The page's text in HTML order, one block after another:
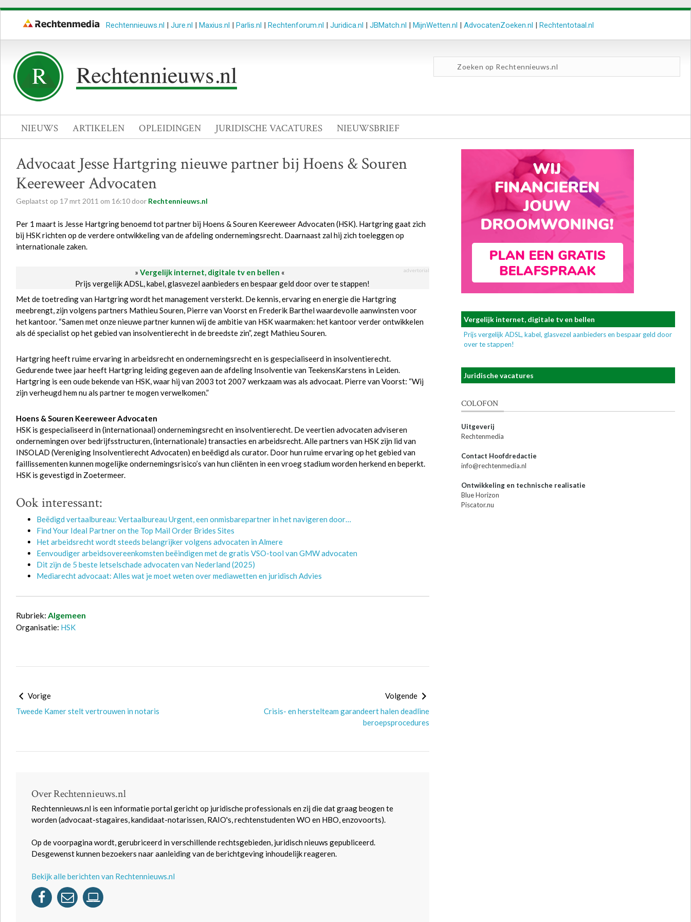
Rechtennieuws.nl | Jure.nl | Maxius.nl | Parlis.nl | Rechtenforum.nl | Juridica.nl | JBMatch.nl | MijnWetten.nl | AdvocatenZoeken.nl | Rechtentotaal.nl
NIEUWS ARTIKELEN OPLEIDINGEN JURIDISCHE VACATURES NIEUWSBRIEF
Advocaat Jesse Hartgring nieuwe partner bij Hoens & Souren
Keereweer Advocaten
Geplaatst op 17mrt 2011 om 16:10 door Rechtennieuws.nl
Per 1 maart is Jesse Hartgring benoemd tot partner bij Hoens & Souren Keereweer Advocaten (HSK). Hartgring gaat zich
bij HSK richten op de verdere ontwikkeling van de afdeling ondernemingsrecht. Daarnaast zal hij zich toeleggen op
internationale zaken.
» Vergelijk internet, digitale tv en bellen « advertorial
Prijs vergelijk ADSL, kabel, glasvezel aanbieders en bespaar geld door over te stappen!
Met de toetreding van Hartgring wordt het management versterkt. De kennis, ervaring en energie die Hartgring
meebrengt, zijn volgens partners Mathieu Souren, Pierre van Voorst en Frederik Barthel waardevolle aanwinsten voor
het kantoor. “Samen met onze nieuwe partner kunnen wij de ambitie van HSK waarmaken: het kantoor verder ontwikkelen
als dé specialist op het gebied van insolventierecht in de breedste zin”, zegt Mathieu Souren.
Hartgring heeft ruime ervaring in arbeidsrecht en ondernemingsrecht en is gespecialiseerd in insolventierecht.
Gedurende twee jaar heeft Hartgring leiding gegeven aan de afdeling Insolventie van TeekensKarstens in Leiden.
Hartgring is een oude bekende van HSK, waar hij van 2003 tot 2007 werkzaam was als advocaat. Pierre van Voorst: “Wij
zijn verheugd hem nu als partner te mogen verwelkomen.”
Hoens & Souren Keereweer Advocaten
HSK is gespecialiseerd in (internationaal) ondernemingsrecht en insolventierecht. De veertien advocaten adviseren
ondernemingen over bedrijfsstructuren, (internationale) transacties en arbeidsrecht. Alle partners van HSK zijn lid van
INSOLAD (Vereniging Insolventierecht Advocaten) en beëdigd als curator. Door hun ruime ervaring op het gebied van
faillissementen kunnen mogelijke ondernemingsrisico’s van hun cliënten in een vroeg stadium worden herkend en beperkt.
HSK is gevestigd in Zoetermeer.
Ook interessant:
Beëdigd vertaalbureau: Vertaalbureau Urgent, een onmisbarepartner in het navigeren door…
Find Your Ideal Partner on the Top Mail Order Brides Sites
Het arbeidsrecht wordt steeds belangrijker volgens advocaten in Almere
Eenvoudiger arbeidsovereenkomsten beëindigen met de gratis VSO-tool van GMW advocaten
Dit zijn de 5 beste letselschade advocaten van Nederland (2025)
Mediarecht advocaat: Alles wat je moet weten over mediawetten en juridisch Advies
Rubriek: Algemeen
Organisatie: HSK
Vorige
Tweede Kamer stelt vertrouwen in notaris
Volgende
Crisis- en herstelteam garandeert halen deadline
beroepsprocedures
Over Rechtennieuws.nl
Rechtennieuws.nl is een informatie portal gericht op juridische professionals en zij die dat graag beogen te
worden (advocaat-stagaires, kandidaat-notarissen, RAIO's, rechtenstudenten WO en HBO, enzovoorts).
Op de voorpagina wordt, gerubriceerd in verschillende rechtsgebieden, juridisch nieuws gepubliceerd.
Desgewenst kunnen bezoekers naar aanleiding van de berichtgeving inhoudelijk reageren.
Bekijk alle berichten van Rechtennieuws.nl
Vergelijk internet, digitale tv en bellen
Prijs vergelijk ADSL, kabel, glasvezel aanbieders en bespaar geld door
over te stappen!
Juridische vacatures
COLOFON
Uitgeverij
Rechtenmedia
Contact Hoofdredactie
info@rechtenmedia.nl
Ontwikkeling en technische realisatie
Blue Horizon
Piscator.nu